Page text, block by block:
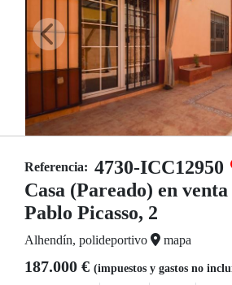
Referencia: 4730-ICC12950
Casa (Pareado) en venta
Pablo Picasso, 2
Alhendín, polideportivo mapa
187.000 € (impuestos y gastos no